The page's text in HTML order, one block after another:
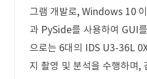
그램 개발로, Windows 10
과 PySide를 사용하여 GUI
으로는 6대의 IDS U3-36L
지 촬영 및 분석을 수행하며,